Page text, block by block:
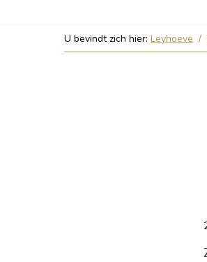
U bevindt zich hier: Leyhoeve /